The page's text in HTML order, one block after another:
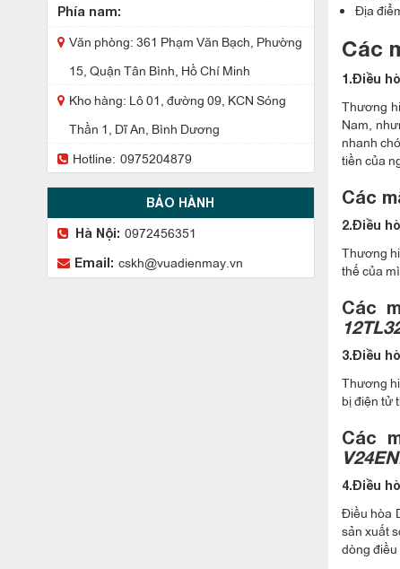
Phía nam:
Văn phòng: 361 Phạm Văn Bạch, Phường
15, Quận Tân Bình, Hồ Chí Minh
Kho hàng: Lô 01, đường 09, KCN Sóng
Thần 1, Dĩ An, Bình Dương
Hotline: 0975204879
BẢO HÀNH
Hà Nội: 0972456351
Email: cskh@vuadienmay.vn
Địa
Các
1.Điều
Thương
Nam,
nhanh
tiền của
Các
2.Điều
Thương
thế của
Các
3.Điều
Thương
bị điện tử
Các
4.Điều
Điều hòa
sản xuất
dòng